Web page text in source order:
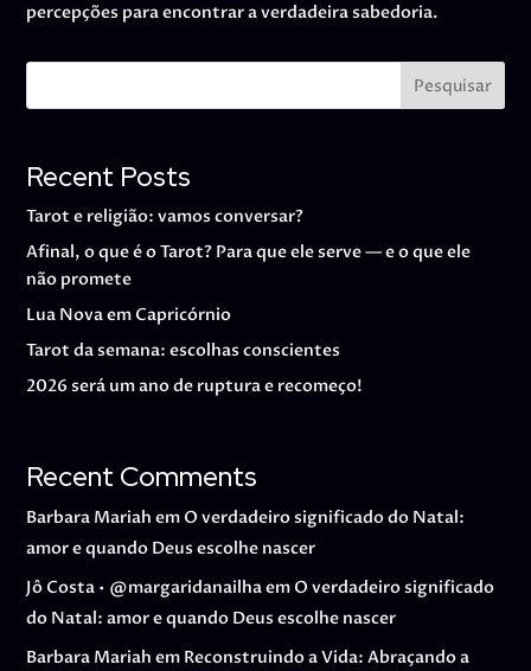
percepções para encontrar a verdadeira sabedoria.
Pesquisar
Recent Posts
Tarot e religião: vamos conversar?
Afinal, o que é o Tarot? Para que ele serve — e o que ele
não promete
Lua Nova em Capricórnio
Tarot da semana: escolhas conscientes
2026 será um ano de ruptura e recomeço!
Recent Comments
Barbara Mariah em O verdadeiro significado do Natal:
amor e quando Deus escolhe nascer
Jô Costa • @margaridanailhaem O verdadeiro significado
do Natal: amor e quando Deus escolhe nascer
Barbara Mariah em Reconstruindo a Vida: Abraçando a